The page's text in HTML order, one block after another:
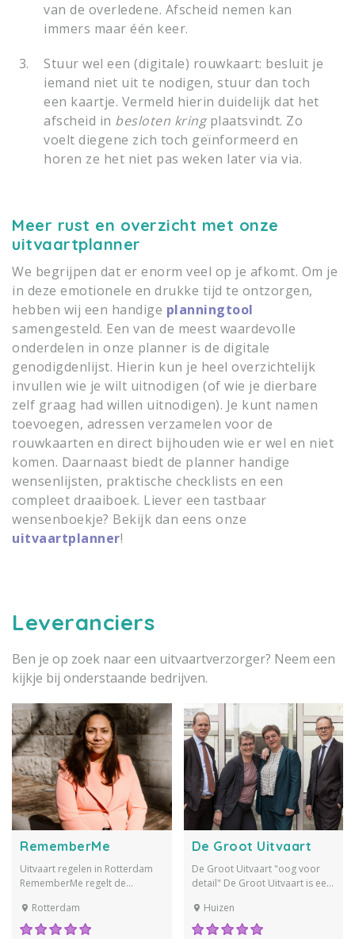
van de overledene. Afscheid nemen kan
immers maar één keer.
Stuur wel een (digitale) rouwkaart: besluit je
iemand niet uit te nodigen, stuur dan toch
een kaartje. Vermeld hierin duidelijk dat het
afscheid in besloten kringplaatsvindt. Zo
voelt diegene zich toch geïnformeerd en
horen ze het niet pas weken later via via.
Meer rust en overzicht met onze
uitvaartplanner
We begrijpen dat er enorm veel op je afkomt. Om je
in deze emotionele en drukke tijd te ontzorgen,
hebben wij een handige planningtool
samengesteld. Een van de meest waardevolle
onderdelen in onze planner is de digitale
genodigdenlijst. Hierin kun je heel overzichtelijk
invullen wie je wilt uitnodigen (of wie je dierbare
zelf graag had willen uitnodigen). Je kunt namen
toevoegen, adressen verzamelen voor de
rouwkaarten en direct bijhouden wie er wel en niet
komen. Daarnaast biedt de planner handige
wensenlijsten, praktische checklists en een
compleet draaiboek. Liever een tastbaar
wensenboekje? Bekijk dan eens onze
uitvaartplanner!
Leveranciers
Ben je op zoek naar een uitvaartverzorger? Neem een
kijkje bij onderstaande bedrijven.
RememberMe
Uitvaart regelen in Rotterdam
RememberMe regelt de
en omstreken: persoonlijk,
warm en op maat. Wij staan
Rotterdam
De Groot Uitvaart
De Groot Uitvaart "oog voor
detail" De Groot Uitvaart is een
vader op 2 zoons is
overgegaan. U heeft te maken
Huizen